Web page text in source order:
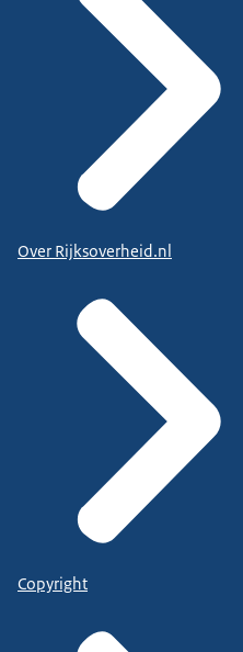
Over Rijksoverheid.nl
Copyright